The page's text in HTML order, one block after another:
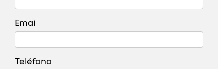
Email
Teléfono